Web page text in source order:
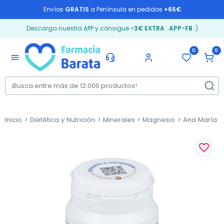
Envíos GRATIS a Península en pedidos +65€
Descarga nuestra APP y consigue -3€ EXTRA: APP-FB ;)
menu
0 0
Inicio Dietética y Nutrición Minerales Magnesio Ana María
favorite_border